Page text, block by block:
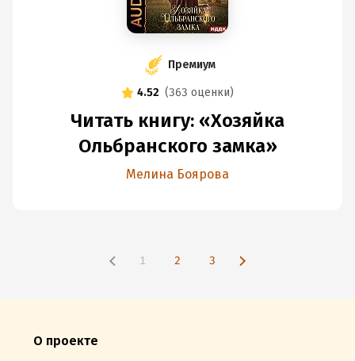
Премиум
4.52 (363 оценки)
Читать книгу: «Хозяйка
Ольбранского замка»
Мелина Боярова
1 2 3
О проекте